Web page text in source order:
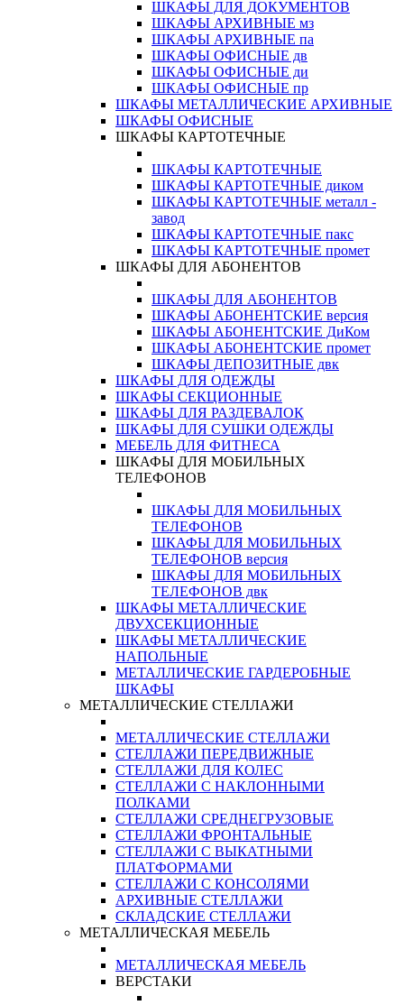
ШКАФЫ ДЛЯ ДОКУМЕНТОВ
ШКАФЫ АРХИВНЫЕ мз
ШКАФЫ АРХИВНЫЕ па
ШКАФЫ ОФИСНЫЕ дв
ШКАФЫ ОФИСНЫЕ ди
ШКАФЫ ОФИСНЫЕ пр
ШКАФЫ МЕТАЛЛИЧЕСКИЕ АРХИВНЫЕ
ШКАФЫ ОФИСНЫЕ
ШКАФЫ КАРТОТЕЧНЫЕ
ШКАФЫ КАРТОТЕЧНЫЕ
ШКАФЫ КАРТОТЕЧНЫЕ диком
ШКАФЫ КАРТОТЕЧНЫЕ металл -
завод
ШКАФЫ КАРТОТЕЧНЫЕ пакс
ШКАФЫ КАРТОТЕЧНЫЕ промет
ШКАФЫ ДЛЯ АБОНЕНТОВ
ШКАФЫ ДЛЯ АБОНЕНТОВ
ШКАФЫ АБОНЕНТСКИЕ версия
ШКАФЫ АБОНЕНТСКИЕ ДиКом
ШКАФЫ АБОНЕНТСКИЕ промет
ШКАФЫ ДЕПОЗИТНЫЕ двк
ШКАФЫ ДЛЯ ОДЕЖДЫ
ШКАФЫ СЕКЦИОННЫЕ
ШКАФЫ ДЛЯ РАЗДЕВАЛОК
ШКАФЫ ДЛЯ СУШКИ ОДЕЖДЫ
МЕБЕЛЬ ДЛЯ ФИТНЕСА
ШКАФЫ ДЛЯ МОБИЛЬНЫХ
ТЕЛЕФОНОВ
ШКАФЫ ДЛЯ МОБИЛЬНЫХ
ТЕЛЕФОНОВ
ШКАФЫ ДЛЯ МОБИЛЬНЫХ
ТЕЛЕФОНОВ версия
ШКАФЫ ДЛЯ МОБИЛЬНЫХ
ТЕЛЕФОНОВ двк
ШКАФЫ МЕТАЛЛИЧЕСКИЕ
ДВУХСЕКЦИОННЫЕ
ШКАФЫ МЕТАЛЛИЧЕСКИЕ
НАПОЛЬНЫЕ
МЕТАЛЛИЧЕСКИЕ ГАРДЕРОБНЫЕ
ШКАФЫ
МЕТАЛЛИЧЕСКИЕ СТЕЛЛАЖИ
МЕТАЛЛИЧЕСКИЕ СТЕЛЛАЖИ
СТЕЛЛАЖИ ПЕРЕДВИЖНЫЕ
СТЕЛЛАЖИ ДЛЯ КОЛЕС
СТЕЛЛАЖИ С НАКЛОННЫМИ
ПОЛКАМИ
СТЕЛЛАЖИ СРЕДНЕГРУЗОВЫЕ
СТЕЛЛАЖИ ФРОНТАЛЬНЫЕ
СТЕЛЛАЖИ С ВЫКАТНЫМИ
ПЛАТФОРМАМИ
СТЕЛЛАЖИ С КОНСОЛЯМИ
АРХИВНЫЕ СТЕЛЛАЖИ
СКЛАДСКИЕ СТЕЛЛАЖИ
МЕТАЛЛИЧЕСКАЯ МЕБЕЛЬ
МЕТАЛЛИЧЕСКАЯ МЕБЕЛЬ
ВЕРСТАКИ